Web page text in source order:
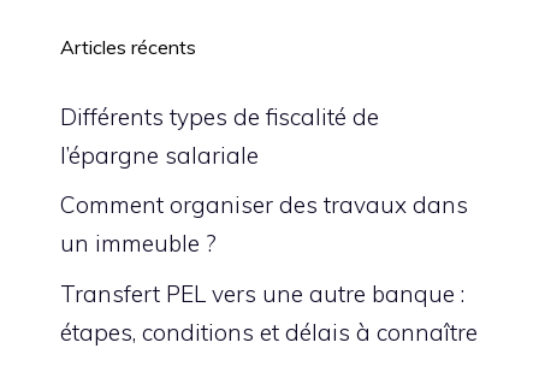
Articles récents
Différents types de fiscalité de
l’épargne salariale
Comment organiser des travaux dans
un immeuble ?
Transfert PEL vers une autre banque :
étapes, conditions et délais à connaître